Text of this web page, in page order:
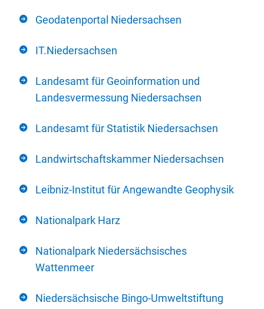
Geodatenportal Niedersachsen
IT.Niedersachsen
Landesamt für Geoinformation und
Landesvermessung Niedersachsen
Landesamt für Statistik Niedersachsen
Landwirtschaftskammer Niedersachsen
Leibniz-Institut für Angewandte Geophysik
Nationalpark Harz
Nationalpark Niedersächsisches
Wattenmeer
Niedersächsische Bingo-Umweltstiftung